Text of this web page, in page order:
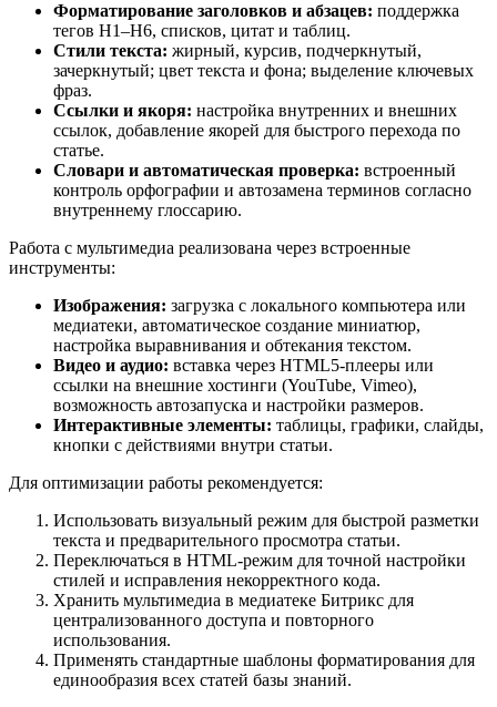
Форматирование заголовков и абзацев: поддержка
тегов H1–H6, списков, цитат и таблиц.
Стили текста: жирный, курсив, подчеркнутый,
зачеркнутый; цвет текста и фона; выделение ключевых
фраз.
Ссылки и якоря: настройка внутренних и внешних
ссылок, добавление якорей для быстрого перехода по
статье.
Словари и автоматическая проверка: встроенный
контроль орфографии и автозамена терминов согласно
внутреннему глоссарию.
Работа с мультимедиа реализована через встроенные
инструменты:
Изображения: загрузка с локального компьютера или
медиатеки, автоматическое создание миниатюр,
настройка выравнивания и обтекания текстом.
Видео и аудио: вставка через HTML5-плееры или
ссылки на внешние хостинги (YouTube, Vimeo),
возможность автозапуска и настройки размеров.
Интерактивные элементы: таблицы, графики, слайды,
кнопки с действиями внутри статьи.
Для оптимизации работы рекомендуется:
Использовать визуальный режим для быстрой разметки
текста и предварительного просмотра статьи.
Переключаться в HTML-режим для точной настройки
стилей и исправления некорректного кода.
Хранить мультимедиа в медиатеке Битрикс для
централизованного доступа и повторного
использования.
Применять стандартные шаблоны форматирования для
единообразия всех статей базы знаний.